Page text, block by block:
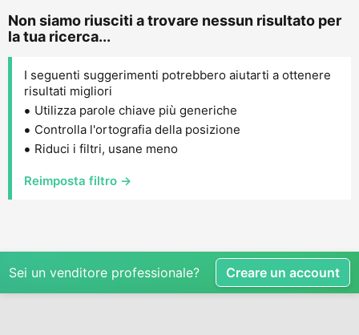
Non siamo riusciti a trovare nessun risultato per
la tua ricerca...
I seguenti suggerimenti potrebbero aiutarti a ottenere
risultati migliori
Utilizza parole chiave più generiche
Controlla l'ortografia della posizione
Riduci i filtri, usane meno
Reimposta filtro →
Sei un venditore professionale? Creare un account